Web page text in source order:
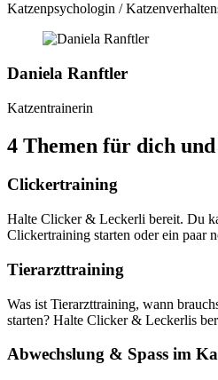
Katzenpsychologin /
Daniela Ranftler
Katzentrainerin
4 Themen für dich
Clickertraining
Halte Clicker & Leckerli bereit. Du
Clickertraining starten oder ein paar
Tierarzttraining
Was ist Tierarzttraining, wann
starten? Halte Clicker & Leckerlis
Abwechslung & Spass im